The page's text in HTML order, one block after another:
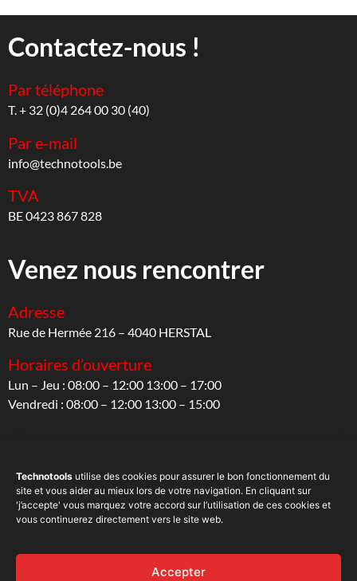
Technotools utilise des cookies pour assurer le bon fonctionnement du
site et vous aider au mieux lors de votre navigation. En cliquant sur
'j’accepte' vous marquez votre accord sur l’utilisation de ces cookies et
vous continuerez directement vers le site web.
Accepter
Contactez-nous !
Par téléphone
T. + 32 (0)4 264 00 30 (40)
Par e-mail
info@technotools.be
TVA
BE 0423 867 828
Venez nous rencontrer
Adresse
Rue de Hermée 216 – 4040 HERSTAL
Horaires d’ouverture
Lun – Jeu : 08:00 – 12:00 13:00 – 17:00
Vendredi : 08:00 – 12:00 13:00 – 15:00
Sur les réseaux sociaux